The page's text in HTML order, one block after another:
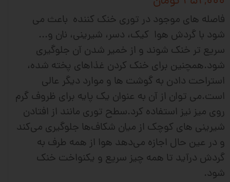
فاصله های موجود در توری خنک کننده باعث می
شود با گردش هوا کیک، دسر، شیرینی، نان و...
سریع تر خنک شوند و از خمیر شدن آن جلوگیری
شود.همچنین برای خنک کردن غذاهای پخته شده،
استراحت دادن به گوشت ها و موارد دیگر عالی
است.می توان از آن به عنوان یک پایه برای ظروف گرم
روی میز نیز استفاده کرد.سطح توری مانند از افتادن
شیرینی‌ های کوچک از میان شکاف‌ها جلوگیری می‌کند
و در عین حال اجازه می‌دهد هوا از همه طرف به
گردش درآید تا همه چیز سریع و یکنواخت خنک
شود.